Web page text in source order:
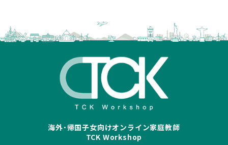
海外･帰国子女向けオンライン家庭教師
TCK Workshop